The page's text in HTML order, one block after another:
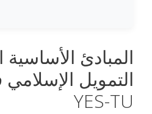
المبادئ الأساسية
التمويل
YES-TU